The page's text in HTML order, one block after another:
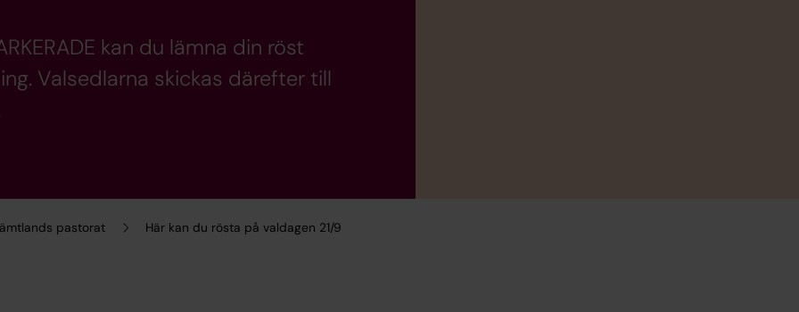
pastorat Här kan du rösta på valdagen 21/9
kan du lämna din röst
Valsedlarna skickas därefter till